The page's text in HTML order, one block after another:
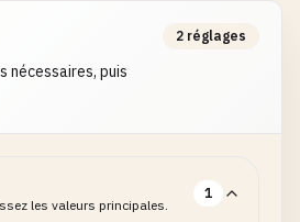
nécessaires, puis
2 réglages
les valeurs principales.
1